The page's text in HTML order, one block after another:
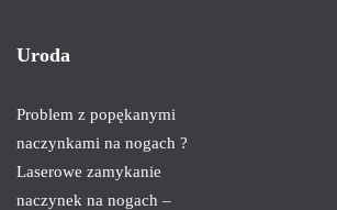
Uroda
Problem z popękanymi
naczynkami na nogach ?
Laserowe zamykanie
naczynek na nogach –